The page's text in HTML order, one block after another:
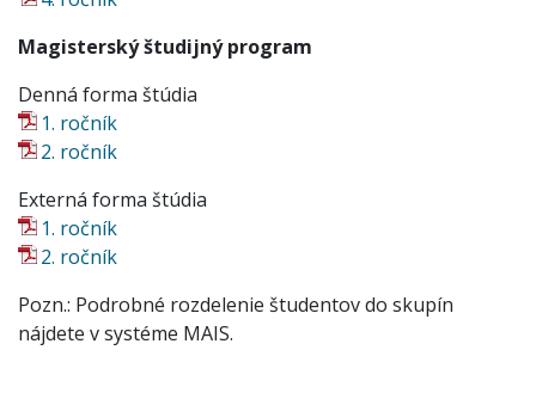
Magisterský študijný program
Denná forma štúdia
1. ročník
2. ročník
Externá forma štúdia
1. ročník
2. ročník
Pozn.: Podrobné rozdelenie študentov do skupín
nájdete v systéme MAIS.